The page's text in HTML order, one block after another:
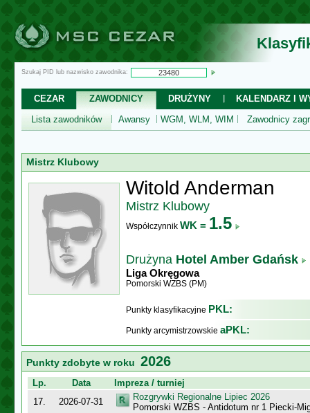
Szukaj PID lub nazwisko zawodnika:
CEZAR ZAWODNICY DRUŻYNY
KALENDARZ I
Lista zawodników
Awansy WGM, WLM, WIM Zawodnicy
Mistrz Klubowy
Witold Anderman
Mistrz Klubowy
Współczynnik WK = 1.5
Drużyna Hotel Amber Gdańsk
Liga Okręgowa
Pomorski WZBS (PM)
Punkty klasyfikacyjne PKL:
Punkty arcymistrzowskie aPKL:
Punkty zdobyte w roku 2026
Lp. Data
Impreza / turniej
17.
2026-07-31
Rozgrywki Regionalne Lipiec 2026
Pomorski WZBS - Antidotum nr 1 Piecki-